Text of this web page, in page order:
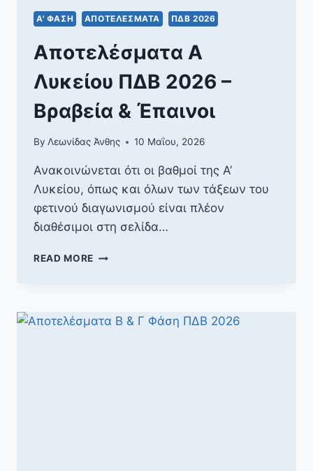
Α' ΦΆΣΗ ΑΠΟΤΕΛΈΣΜΑΤΑ ΠΔΒ 2026
Αποτελέσματα Α
Λυκείου ΠΔΒ 2026 –
Βραβεία & Έπαινοι
By Λεωνίδας Άνθης 10 Μαΐου, 2026
Ανακοινώνεται ότι οι βαθμοί της Α’
Λυκείου, όπως και όλων των τάξεων του
φετινού διαγωνισμού είναι πλέον
διαθέσιμοι στη σελίδα…
READ MORE ΑΠΟΤΕΛΈΣΜΑΤΑ
2026
–